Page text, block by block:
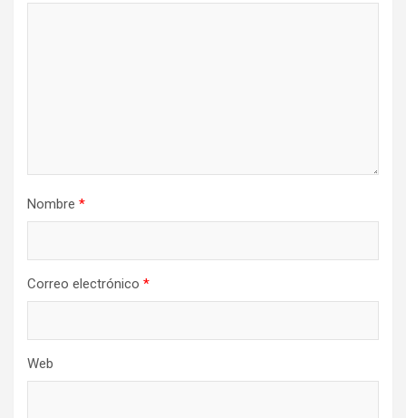
Nombre *
Correo electrónico *
Web